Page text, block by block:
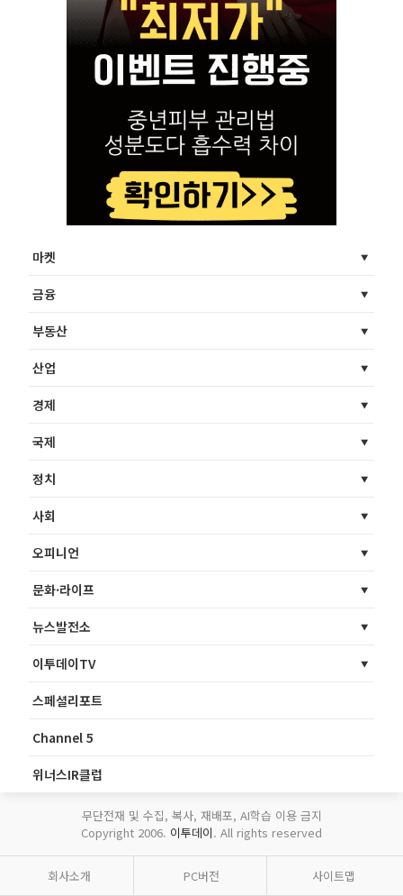
마켓
금융
부동산
산업
경제
국제
정치
사회
오피니언
문화·라이프
뉴스발전소
이투데이TV
스페셜리포트
Channel 5
위너스IR클럽
무단전재 및 수집, 복사, 재배포, AI학습 이용 금지
Copyright 2006. 이투데이. All rights reserved
회사소개 PC버전 사이트맵